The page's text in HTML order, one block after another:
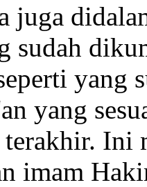
juga
sudah
yang
yang
Ini
imam